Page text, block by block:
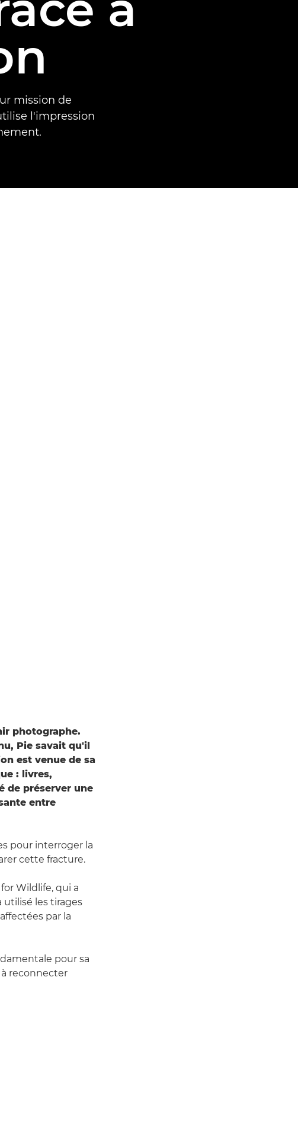
mission de
l'impression
photographe.
Pie savait qu'il
est venue de sa
: livres,
de préserver une
entre
pour interroger la
cette fracture.
Wildlife, qui a
les tirages
par la
pour sa
reconnecter